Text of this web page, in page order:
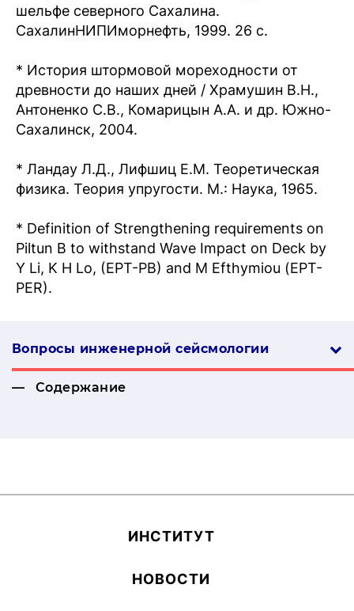
шельфе северного Сахалина.
СахалинНИПИморнефть, 1999. 26 с.
* История штормовой мореходности от
древности до наших дней / Храмушин В.Н.,
Антоненко С.В., Комарицын А.А. и др. Южно-
Сахалинск, 2004.
* Ландау Л.Д., Лифшиц Е.М. Теоретическая
физика. Теория упругости. М.: Наука, 1965.
* Definition of Strengthening requirements on
Piltun B to withstand Wave Impact on Deck by
Y Li, K H Lo, (EPT-PB) and M Efthymiou (EPT-
PER).
Вопросы инженерной сей­смо­логии
Содержание
ИН­СТИ­ТУТ
НОВОСТИ